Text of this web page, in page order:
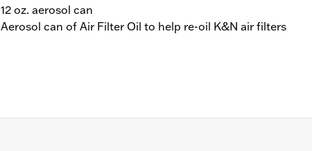
12 oz. aerosol can
Aerosol can of Air Filter Oil to help re-oil K&N air filters